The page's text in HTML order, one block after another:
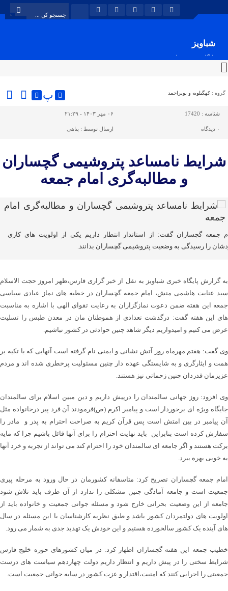
شباویز
پایگاه خبری شباویز
گروه : کهگیلویه و بویراحمد پ
شناسه : 17420 ۰۶ مهر ۱۴۰۳ - ۲۱:۲۹
۰ دیدگاه ارسال توسط : پناهی
شرایط نامساعد پتروشیمی گچساران
و مطالبه‌گری امام جمعه
جمعه گچساران گفت: از استاندار انتطار داریم یکی از اولویت های کاری
را رسیدگی به وضعیت پتروشیمی گچساران بدانند.
به گزارش پایگاه خبری شباویز به نقل از خبر گزاری فارس،ظهر امروز حجت الاسلام
سید عنایت هاشمی منش، امام جمعه گچساران در خطبه های نماز عبادی سیاسی
جمعه این هفته ضمن دعوت نمازگزاران به رعایت تقوای الهی با اشاره به مناسبت
های این هفته گفت: درگذشت تعدادی از هموطنان مان در معدن طبس را تسلیت
عرض می کنیم و امیدواریم دیگر شاهد چنین حوادثی در کشور نباشیم.
وی گفت: هفتم مهرماه روز آتش نشانی و ایمنی نام گرفته است آنهایی که با تکیه بر
همت و ایثارگری و به شایستگی عهده دار چنین مسئولیت پرخطری شده اند و مردم
عزیزمان قدردان چنین زحماتی نیز هستند.
وی افزود: روز جهانی سالمندان را درپیش داریم و دین مبین اسلام برای سالمندان
جایگاه ویژه ای برخوردار است و پیامبر اکرم (ص)فرمودند آن فرد پیر درخانواده مثل
آن پیامبر در بین امتش است پس قرآن کریم به صراحت احترام به پدر و مادر را
سفارش کرده است بنابراین باید نهایت احترام را برای آنها قائل باشیم چرا که مایه
برکت هستند و اگر جامعه ای سالمندان خود را احترام کند می تواند از تجربه و خرد آنها
به خوبی بهره ببرد.
امام جمعه گچساران تصریح کرد: متاسفانه کشورمان در حال ورود به مرحله پیری
جمعیت است و جامعه آمادگی چنین مشکلی را ندارد از آن طرف باید تلاش شود
جامعه از این وضعیت بحرانی خارج شود و مسئله جوانی جمعیت و خانواده باید از
اولویت های دولتمردان کشور باشد و طبق نظریه کارشناسان با این مسئله در سال
های آینده یک کشور سالخورده هستیم و این خودش یک تهدید جدی به شمار می رود.
خطیب جمعه این هفته گچساران اظهار کرد: در میان کشورهای حوزه خلیج فارس
شرایط سختی را در پیش داریم و انتظار داریم دولت چهاردهم سیاست های درست
جمعیتی را اجرایی کنند که امنیت،اقتدار و عزت کشور در سایه جوانی جمعیت است.